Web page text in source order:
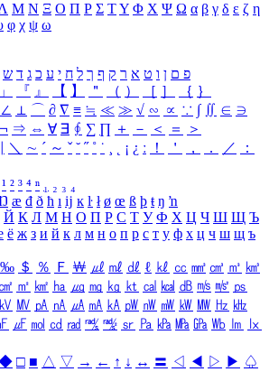
Μ Ν Ξ Ο Π Ρ Σ ΤΥ Φ Χ Ψ Ω α β γ δ ε ζ η
φ χ ψ ω
פ ם ן ו ט א ר ק ף ך ל ח י ע כ ג ד ש
」 『 』 【 】 ＂ （ ） ［ ］ ｛ ｝
∠ ⊥ ⌒ ∂ ∇ ≡ ≒ ≪ ≫ √ ∽ ∝ ∵ ∫ ∬ ∈ ∋
⇒ ⇔ ∀ ∃ ∮ ∑ ∏ ＋ － ＜ ＝
＞
＼ ∼ ´ ～ ˇ ˘ ˝ ˚ ˙ ¸ ¡ ¿ ː ！ ＇ ， ． ／
：
¹ ² ³ ⁴ ⁿ ₁ ₂ ₃ ₄
æ đ ð ħ ı ĳ ĸ ŀ ł ø œ ß þ ŧ ŋ ŉ
Й К Л М Н О П Р С Т У Ф Х Ц Ч Ш Щ Ъ
ё ж з и й к л м н о п р с т у ф х ц ч ш щ ъ
‰ ＄ ％ Ｆ ￦ ㎕ ㎖ ㎗ ℓ ㎘ ㏄ ㎣ ㎤ ㎥ ㎦
㎠ ㎡ ㎢ ㏊ ㎍ ㎎ ㎏ ㏏ ㎈ ㎉ ㏈ ㎧ ㎨ ㎰
㎸ ㎹ ㎀ ㎁ ㎂ ㎃ ㎄ ㎺ ㎻ ㎽ ㎾ ㎿ ㎐ ㎑
㎌ ㏖ ㏅ ㎭ ㎮ ㎯ ㏛ ㎩ ㎪ ㎫ ㎬ ㏝ ㏐
㏓
□ ■ △ ▽ → ← ↑ ↓ ↔ 〓 ◁ ◀ ▷ ▶ ♤